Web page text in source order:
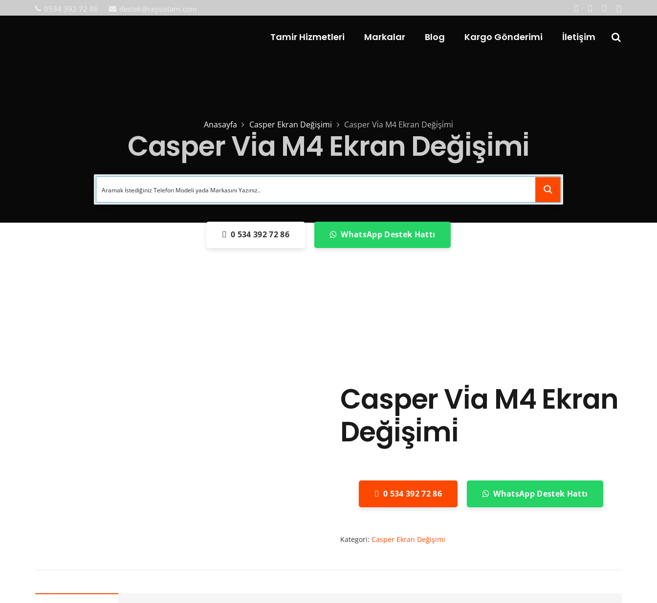
0534 392 72 86 destek@cepustam.com
Tamir Hizmetleri Markalar Blog Kargo Gönderimi İletişim
Anasayfa Casper Ekran Değişimi Casper Vi̇a M4 Ekran Deği̇şi̇mi̇
Casper Vi̇a M4 Ekran Deği̇şi̇mi̇
0 534 392 72 86 WhatsApp Destek Hattı
Casper Vi̇a M4 Ekran
Deği̇şi̇mi̇
0 534 392 72 86 WhatsApp Destek Hattı
Kategori: Casper Ekran Değişimi